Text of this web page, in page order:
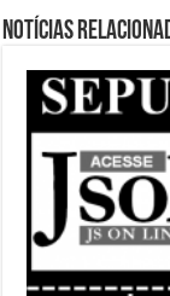
Notícias